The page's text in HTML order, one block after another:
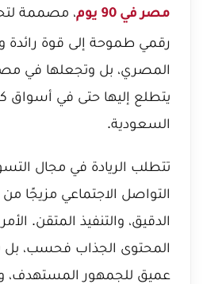
مصر في 90 يوم
، مصممة
رقمي طموحة إلى قوة رائدة
المصري، بل وتجعلها في
يتطلع إليها حتى في أسواق
السعودية.
تتطلب الريادة في مجال
التواصل الاجتماعي مزيجًا من
الدقيق، والتنفيذ المتقن.
المحتوى الجذاب فحسب، بل
عميق للجمهور المستهدف،